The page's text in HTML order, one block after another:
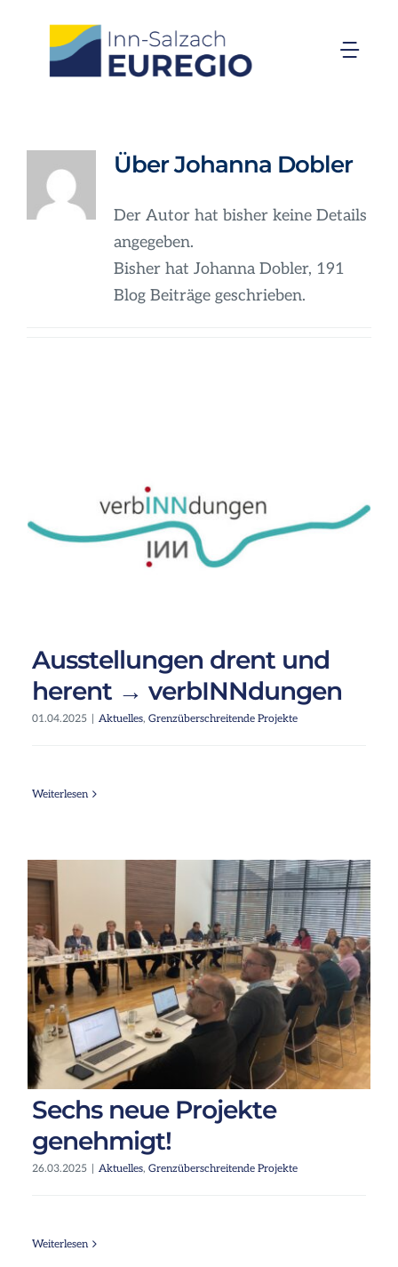
springen
Aktuelles
Förderungen
ÜberJohanna Dobler
Der Autor hat bisher keine Details
angegeben.
Bisher hat Johanna Dobler, 191
Blog Beiträge geschrieben.
Ausstellungen drent und
herent → verbINNdungen
01.04.2025 | Aktuelles, Grenzüberschreitende Projekte
Weiterlesen
Sechs neue Projekte
genehmigt!
26.03.2025 | Aktuelles, Grenzüberschreitende Projekte
Weiterlesen